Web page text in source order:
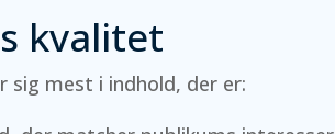
kvalitet
sig mest i indhold, der er: